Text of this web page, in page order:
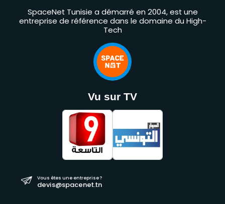
SpaceNet Tunisie a démarré en 2004, est une
entreprise de référence dans le domaine du High-
Tech
Vu sur TV
Vous êtes une entreprise ?
devis@spacenet.tn